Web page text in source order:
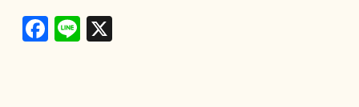
Facebook
Line